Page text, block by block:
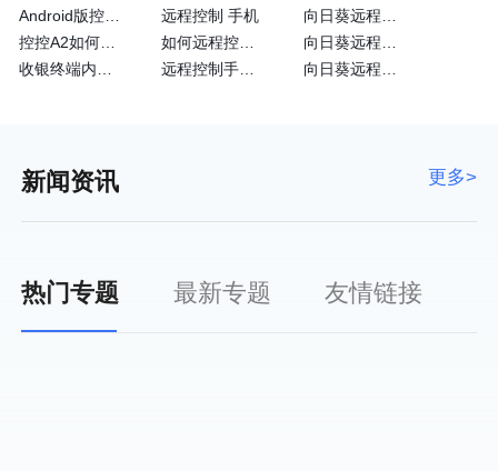
Android版控制端常见问题
控控A2如何通过4G网卡上网
收银终端内嵌向日葵实现远程运维
远程控制 手机
如何远程控制苹果手机
远程控制手机的方法
向日葵远程控制安卓版
向日葵远程控制黑屏
向日葵远程客户端
新闻资讯 更多>
热门专题 最新专题 友情链接